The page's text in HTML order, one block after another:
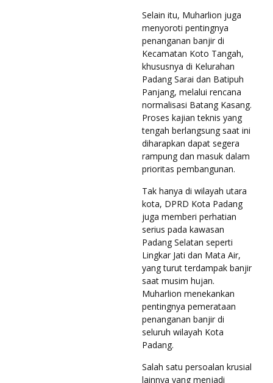
Selain itu, Muharlion juga
menyoroti pentingnya
penanganan banjir di
Kecamatan Koto Tangah,
khususnya di Kelurahan
Padang Sarai dan Batipuh
Panjang, melalui rencana
normalisasi Batang Kasang.
Proses kajian teknis yang
tengah berlangsung saat ini
diharapkan dapat segera
rampung dan masuk dalam
prioritas pembangunan.
Tak hanya di wilayah utara
kota, DPRD Kota Padang
juga memberi perhatian
serius pada kawasan
Padang Selatan seperti
Lingkar Jati dan Mata Air,
yang turut terdampak banjir
saat musim hujan.
Muharlion menekankan
pentingnya pemerataan
penanganan banjir di
seluruh wilayah Kota
Padang.
Salah satu persoalan krusial
lainnya yang menjadi